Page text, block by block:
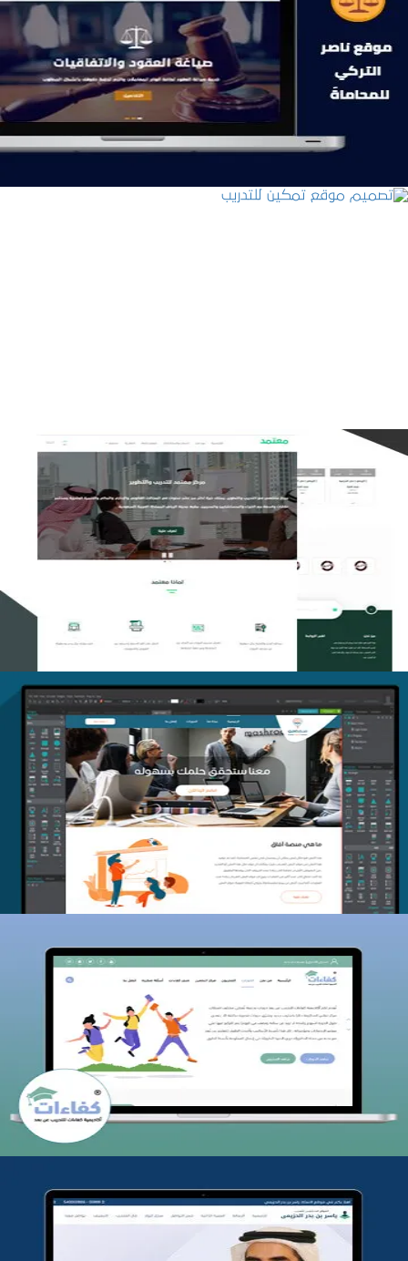
موقع ناصر التركي للمحاماة
التفاصيل
تصميم منصة معتمد للتدريب
التفاصيل
منصة أفق للتدريب
التفاصيل
كفاءات للتدريب
التفاصيل
تطوير موقع المدرب ياسر الحزيمي